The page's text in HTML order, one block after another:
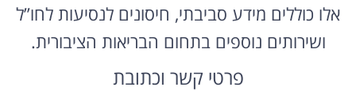
אלו כוללים מידע סביבתי, חיסונים לנסיעות לחו”ל
ושירותים נוספים בתחום הבריאות הציבורית.
פרטי קשר וכתובת